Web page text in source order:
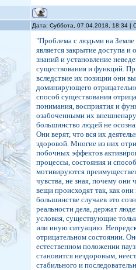
Дата: Суббота, 07.04.2018, 18:34 |
"Проблема с людьми на Земле
является закрытие доступа
знаний и установление
существования и функций.
вследствие их позиции они
доминирующего
способ существования
понимания, восприятия и
озабоченными их
большинство людей не
Они верят, что вся их
здоровой. Многие из них
побочных эффектов
процессы, состояния и
мотивируются
чувства, не зная, почему
вещи происходят так, как
большинстве случаев это
реальности дела, держат
условия, существующие
или иную ситуацию.
отрицательном состоянии.
естественном положении
становится нездоровым,
стабильного и